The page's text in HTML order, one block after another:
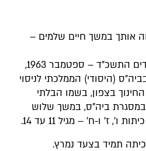
אותך במשך חיים שלמים –
הכרנו בתחילת שנת הלימודים התשכ"ד – ספטמבר 1963,
(היסודי) הממלכתי לניסוי
בצפון, בשמו הבלתי
במסגרת ביה"ס, במשך שלוש
ז' ו-ח' – מגיל 11 עד 14.
תמיד בצעד נמרץ.